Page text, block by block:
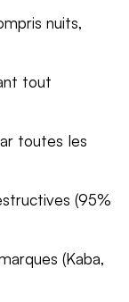
nuits,
tout
toutes les
(95%
(Kaba,